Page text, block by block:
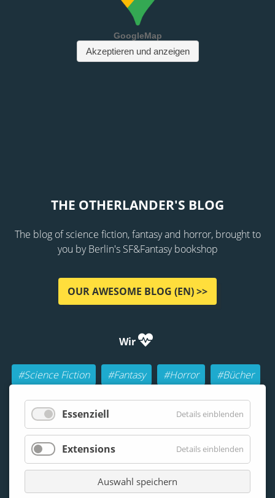
THE OTHERLANDER'S BLOG
The blog of science fiction, fantasy and horror, brought to
you by Berlin's SF&Fantasy bookshop
OUR AWESOME BLOG (EN) >>
Wir
#Science Fiction #Fantasy #Horror
#Bücher
#Autoren
#Buch-Geeks
#Rollenspiele (RPGs)
Essenziell Details einblenden
Extensions Details einblenden
Auswahl speichern